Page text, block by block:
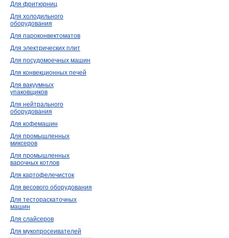
Для фритюрниц
Для холодильного
оборудования
Для пароконвектоматов
Для электрических плит
Для посудомоечных машин
Для конвекционных печей
Для вакуумных
упаковщиков
Для нейтрального
оборудования
Для кофемашин
Для промышленных
миксеров
Для промышленных
варочных котлов
Для картофелечисток
Для весового оборудования
Для тестораскаточных
машин
Для слайсеров
Для мукопросеивателей